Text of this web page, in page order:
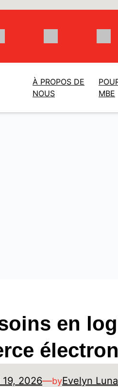
À PROPOS DE
NOUS
MBE
en
19, 2026—byEvelyn